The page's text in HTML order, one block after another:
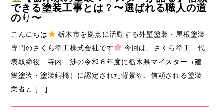
できる塗装工事とは？〜選ばれる職人の道
のり〜
こんにちは
栃木市を拠点に活動する外壁塗装・屋根塗装
専門のさくら塗工株式会社です
今回は、さくら塗工 代
表取締役 寺内 渉の令和６年度に栃木県マイスター（建
築塗装・塗装銅橋）に認定された背景や、信頼される塗装
業者と […]